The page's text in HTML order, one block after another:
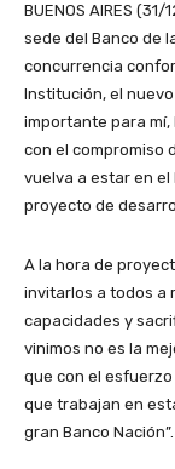
BUENOS AIRES
sede del Banco de
concurrencia
Institución, el
importante para mí,
con el compromiso
vuelva a estar en
proyecto de
A la hora de
invitarlos a todos a
capacidades y
vinimos no es la
que con el
que trabajan en
gran Banco Nación”.